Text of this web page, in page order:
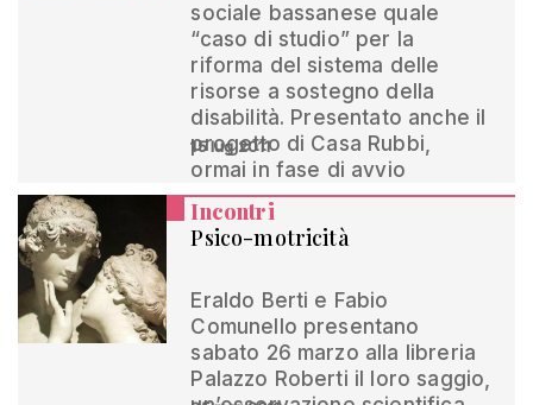
sociale bassanese quale
“caso di studio” per la
riforma del sistema delle
risorse a sostegno della
disabilità. Presentato anche il
progetto di Casa Rubbi,
ormai in fase di avvio
15 lug 2011
Incontri
Psico-motricità
Eraldo Berti e Fabio
Comunello presentano
sabato 26 marzo alla libreria
Palazzo Roberti il loro saggio,